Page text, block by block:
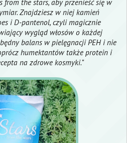
the stars, aby przenieść się w
Znajdziesz w niej kamień
i D-pantenol, czyli magicznie
wygląd włosów o każdej
balans w pielęgnacji PEH i nie
humektantów także protein i
na zdrowe kosmyki."